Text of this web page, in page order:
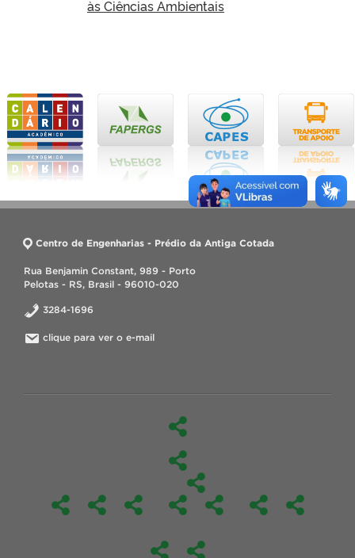
às Ciências Ambientais
Centro de Engenharias - Prédio da Antiga Cotada
Rua Benjamin Constant, 989 - Porto
Pelotas - RS, Brasil - 96010-020
3284-1696
clique para ver o e-mail